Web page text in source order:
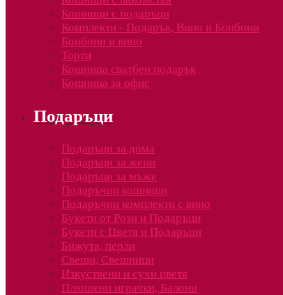
Кошници с подаръци
Комплекти - Подарък, Вино и Бонбони
Бонбони и вино
Торти
Кошница сватбен подарък
Кошница за офис
Подаръци
Подаръци за дома
Подаръци за жени
Подаръци за мъже
Подаръчни кошници
Подаръчни комплекти с вино
Букети от Рози и Подаръци
Букети с Цветя и Подаръци
Бижута, перли
Свещи, Свещници
Изкуствени и сухи цветя
Плюшени играчки, Балони